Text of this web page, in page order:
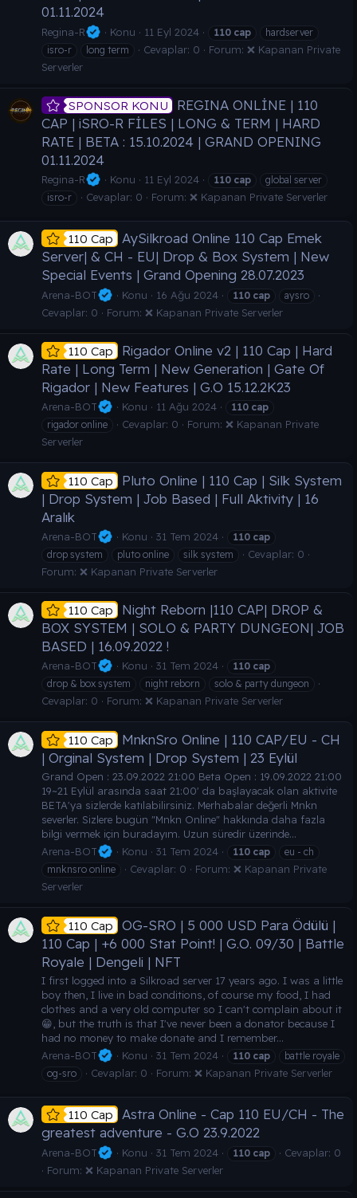
01.11.2024
Regina-R Konu 11 Eyl 2024 110 cap
hardserver
isro-r
long term Cevaplar: 0 Forum: ❌ Kapanan Private
Serverler
SPONSOR KONU
REGINA ONLİNE | 110
CAP | iSRO-R FİLES | LONG & TERM | HARD
RATE | BETA : 15.10.2024 | GRAND OPENING
01.11.2024
Regina-R Konu 11 Eyl 2024 110 cap
global server
isro-r
Cevaplar: 0 Forum: ❌ Kapanan Private Serverler
110 Cap
AySilkroad Online 110 Cap Emek
Server| & CH - EU| Drop & Box System | New
Special Events | Grand Opening 28.07.2023
Arena-BOT Konu 16 Ağu 2024 110 cap aysro
Cevaplar: 0 Forum: ❌ Kapanan Private Serverler
110 Cap
Rigador Online v2 | 110 Cap | Hard
Rate | Long Term | New Generation | Gate Of
Rigador | New Features | G.O 15.12.2K23
Arena-BOT Konu 11 Ağu 2024 110 cap
rigador online
Cevaplar: 0 Forum: ❌ Kapanan Private
Serverler
110 Cap
Pluto Online | 110 Cap | Silk System
| Drop System | Job Based | Full Aktivity | 16
Aralık
Arena-BOT Konu 31 Tem 2024 110 cap
drop system
pluto online silk system
Cevaplar: 0
Forum: ❌ Kapanan Private Serverler
110 Cap
Night Reborn |110 CAP| DROP &
BOX SYSTEM | SOLO & PARTY DUNGEON| JOB
BASED | 16.09.2022 !
Arena-BOT Konu 31 Tem 2024 110 cap
drop & box system
night reborn solo & party dungeon
Cevaplar: 0 Forum: ❌ Kapanan Private Serverler
110 Cap
MnknSro Online | 110 CAP/EU - CH
| Orginal System | Drop System | 23 Eylül
Grand Open : 23.09.2022 21:00 Beta Open : 19.09.2022 21:00
19~21 Eylül arasında saat 21:00' da başlayacak olan aktivite
BETA'ya sizlerde katılabilirsiniz. Merhabalar değerli Mnkn
severler. Sizlere bugün "Mnkn Online" hakkında daha fazla
bilgi vermek için buradayım. Uzun süredir üzerinde...
Arena-BOT
Konu 31 Tem 2024 110 cap
eu - ch
mnknsro online
Cevaplar: 0 Forum: ❌ Kapanan Private
Serverler
110 Cap
OG-SRO | 5 000 USD Para Ödülü |
110 Cap | +6 000 Stat Point! | G.O. 09/30 | Battle
Royale | Dengeli | NFT
I first logged into a Silkroad server 17 years ago. I was a little
boy then, I live in bad conditions, of course my food, I had
clothes and a very old computer so I can't complain about it
😁, but the truth is that I've never been a donator because I
had no money to make donate and I remember...
Arena-BOT
Konu 31 Tem 2024 110 cap
battle royale
og-sro
Cevaplar: 0 Forum: ❌ Kapanan Private Serverler
110 Cap
Astra Online - Cap 110 EU/CH - The
greatest adventure - G.O 23.9.2022
Arena-BOT Konu 31 Tem 2024 110 cap
Cevaplar: 0
Forum: ❌ Kapanan Private Serverler